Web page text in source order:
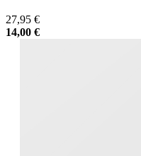
27,95 €
14,00 €